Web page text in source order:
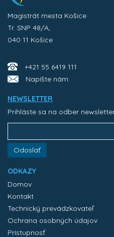
Magistrát mesta Košice
Tr. SNP 48/A,
040 11 Košice
+421 55 6419 111
Napíšte nám
NEWSLETTER
Prihláste sa na odber
Odoslať
ODKAZY
Domov
Kontakt
Technický prevádzkovateľ
Ochrana osobných údajov
Prístupnosť